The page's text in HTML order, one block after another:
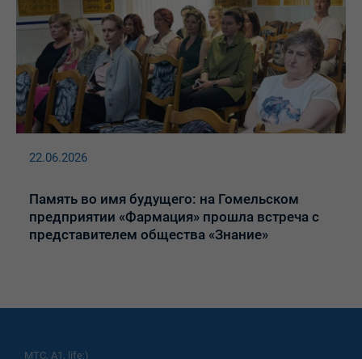
22.06.2026
Память во имя будущего: на Гомельском
предприятии «Фармация» прошла встреча с
представителем общества «Знание»
МТС, A1, life:)